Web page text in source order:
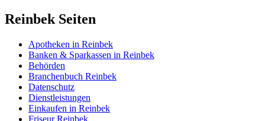
Reinbek Seiten
Apotheken in Reinbek
Banken & Sparkassen in Reinbek
Behörden
Branchenbuch Reinbek
Datenschutz
Dienstleistungen
Einkaufen in Reinbek
Friseur Reinbek